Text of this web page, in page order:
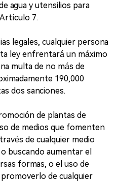
agua y utensilios para
7.
legales, cualquier persona
ley enfrentará un máximo
multa de no más de
190,000
dos sanciones.
de plantas de
de medios que fomenten
de cualquier medio
buscando aumentar el
formas, o el uso de
de cualquier